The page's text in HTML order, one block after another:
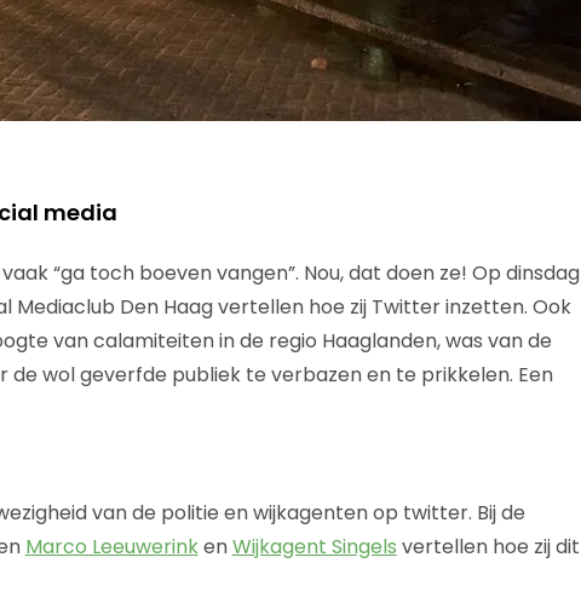
media
“ga toch boeven vangen”. Nou, dat doen ze! Op dinsdag
Mediaclub Den Haag vertellen hoe zij Twitter inzetten. Ook
van calamiteiten in de regio Haaglanden, was van de
wol geverfde publiek te verbazen en te prikkelen. Een
van de politie en wijkagenten op twitter. Bij de
Marco LeeuwerinkenWijkagent Singels vertellen hoe zij dit